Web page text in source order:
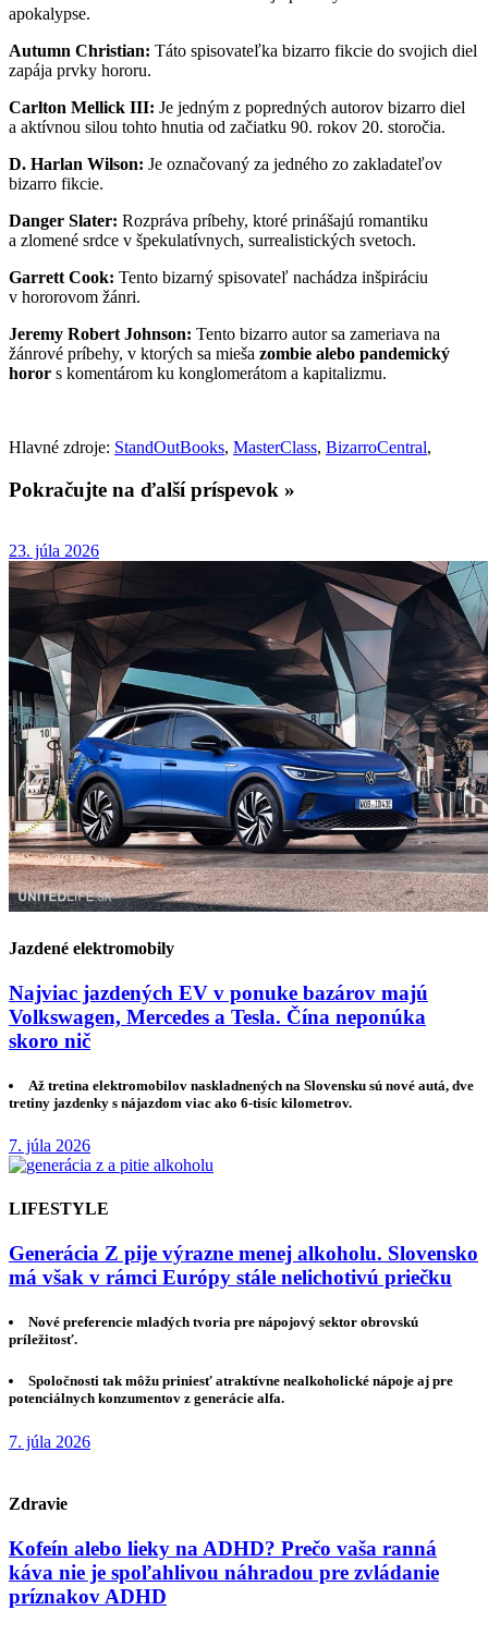
apokalypse.
Autumn Christian: Táto spisovateľka bizarro fikcie do svojich diel
zapája prvky hororu.
Carlton Mellick III: Je jedným z popredných autorov bizarro diel
a aktívnou silou tohto hnutia od začiatku 90. rokov 20. storočia.
D. Harlan Wilson: Je označovaný za jedného zo zakladateľov
bizarro fikcie.
Danger Slater: Rozpráva príbehy, ktoré prinášajú romantiku
a zlomené srdce v špekulatívnych, surrealistických svetoch.
Garrett Cook: Tento bizarný spisovateľ nachádza inšpiráciu
v hororovom žánri.
Jeremy Robert Johnson: Tento bizarro autor sa zameriava na
žánrové príbehy, v ktorých sa mieša zombie alebo pandemický
horor s komentárom ku konglomerátom a kapitalizmu.
Hlavné zdroje: StandOutBooks, MasterClass, BizarroCentral,
Pokračujte na ďalší príspevok »
23. júla 2026
Jazdené elektromobily
Najviac jazdených EV v ponuke bazárov majú
Volkswagen, Mercedes a Tesla. Čína neponúka
skoro nič
Až tretina elektromobilov naskladnených na Slovensku sú nové autá, dve
tretiny jazdenky s nájazdom viac ako 6-tisíc kilometrov.
7. júla 2026
LIFESTYLE
Generácia Z pije výrazne menej alkoholu. Slovensko
má však v rámci Európy stále nelichotivú priečku
Nové preferencie mladých tvoria pre nápojový sektor obrovskú
príležitosť.
Spoločnosti tak môžu priniesť atraktívne nealkoholické nápoje aj pre
potenciálnych konzumentov z generácie alfa.
7. júla 2026
Zdravie
Kofeín alebo lieky na ADHD? Prečo vaša ranná
káva nie je spoľahlivou náhradou pre zvládanie
príznakov ADHD